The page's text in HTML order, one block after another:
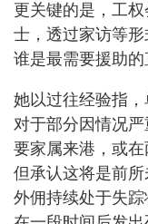
更关键的是，工
士，透过家访等
谁是最需要援助的
她以过往经验指，
对于部分因情况
要家属来港，或在
但承认这将是前
外佣持续处于失踪